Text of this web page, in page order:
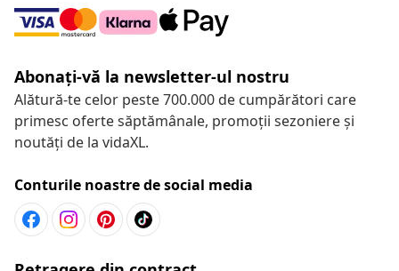
Abonați-vă la newsletter-ul nostru
Alătură-te celor peste 700.000 de cumpărători care
primesc oferte săptămânale, promoții sezoniere și
noutăți de la vidaXL.
Conturile noastre de social media